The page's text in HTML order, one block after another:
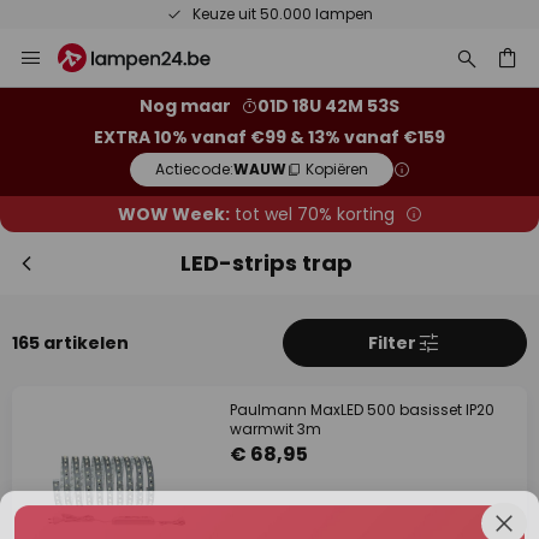
Keuze uit 50.000 lampen
naar
Nog maar
01D 18U 42M 52S
EXTRA 10% vanaf €99 & 13% vanaf €159
Actiecode:WAUW Kopiëren
WOW Week:tot wel 70% korting
LED-strips trap
165 artikelen Filter
Paulmann MaxLED 500 basisset IP20
warmwit 3m
€ 68,95
10% kortingvanaf €99
13% kortingvanaf €159